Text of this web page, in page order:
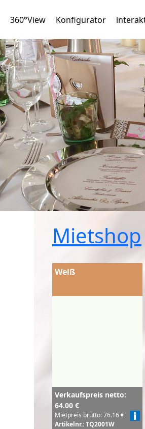
360°View Konfigurator
Mietshop
Weiß
Verkaufspreis netto:
64.00 €
Mietpreis brutto: 76.16 €
Artikelnr.: TQ2001W